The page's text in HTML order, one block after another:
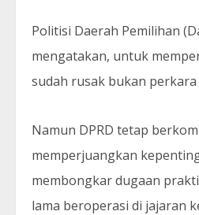
Politisi Daerah Pemilihan
mengatakan, untuk
sudah rusak bukan perkara
Namun DPRD tetap
memperjuangkan
membongkar dugaan
lama beroperasi di jajaran